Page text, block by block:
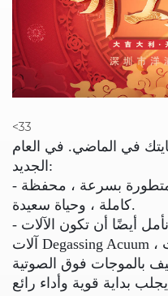
<33
في الماضي. في العام
الجديد:
- نتمنى لكل واحد منكم مهنة متطورة بسرعة ، محفظة
كاملة ، وحياة سعيدة.